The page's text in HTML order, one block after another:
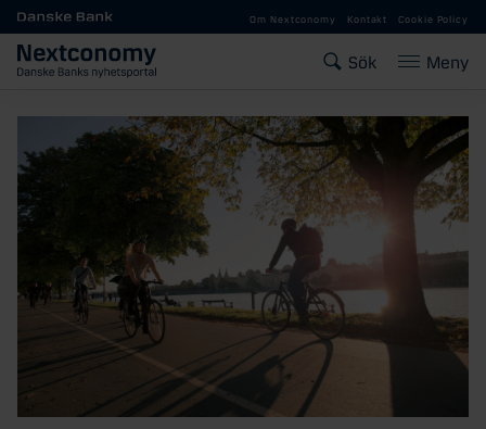
Gå till huvudinnehåll
Om Nextconomy Kontakt Cookie Policy
Sök Meny